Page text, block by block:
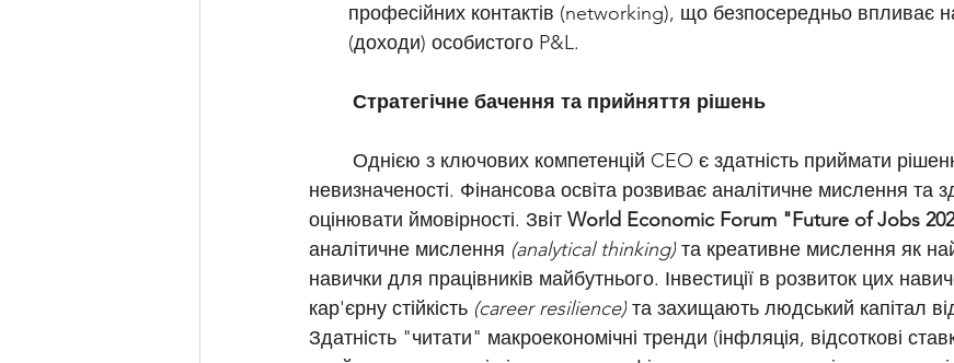
професійних контактів (networking), що безпосередньо впливає
(доходи) особистого P&L.
	Стратегічне бачення та прийняття рішень
невизначеності. Фінансова освіта розвиває аналітичне мислення та
оцінювати ймовірності. Звіт World Economic Forum "Future of Jobs
аналітичне мислення (analytical thinking) та креативне мислення як
навички для працівників майбутнього. Інвестиції в розвиток цих
кар'єрну стійкість (career resilience) та захищають людський капітал
Здатність "читати" макроекономічні тренди (інфляція, відсоткові